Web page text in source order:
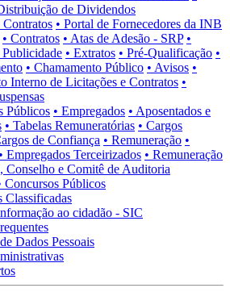
de Dividendos
• Portal de Fornecedores da INB
• Contratos • Atas de Adesão - SRP •
Publicidade • Extratos • Pré-Qualificação •
• Chamamento Público • Avisos •
Interno de Licitações e Contratos •
Públicos • Empregados • Aposentados e
• Tabelas Remuneratórias • Cargos
de Confiança • Remuneração •
• Empregados Terceirizados • Remuneração
Conselho e Comitê de Auditoria
Concursos Públicos
Classificadas
ao cidadão - SIC
Dados Pessoais